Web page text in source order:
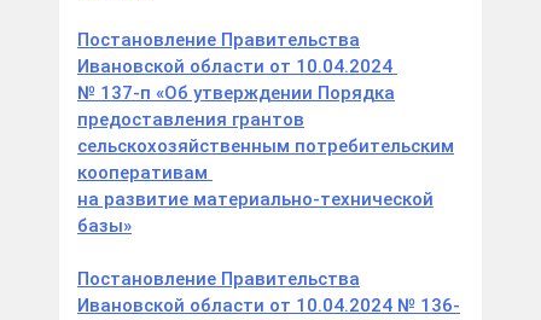
Постановление Правительства
Ивановской области от 10.04.2024
№ 137-п «Об утверждении Порядка
предоставления грантов
сельскохозяйственным потребительским
кооперативам
на развитие материально-технической
базы»
Постановление Правительства
Ивановской области от 10.04.2024 № 136-